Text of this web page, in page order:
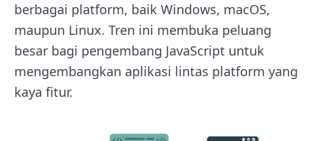
berbagai platform, baik Windows, macOS,
maupun Linux. Tren ini membuka peluang
besar bagi pengembang JavaScript untuk
mengembangkan aplikasi lintas platform yang
kaya fitur.